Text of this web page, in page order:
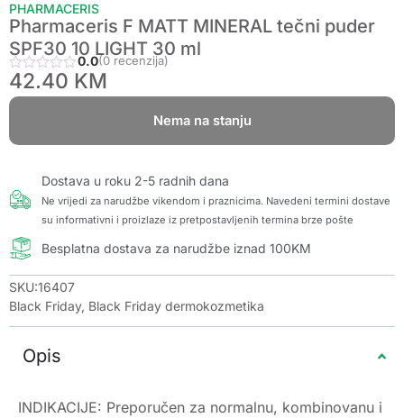
PHARMACERIS
Pharmaceris F MATT MINERAL tečni puder
SPF30 10 LIGHT 30 ml
0.0(0 recenzija)
42.40 KM
Nema na stanju
Dostava u roku 2-5 radnih dana
Ne vrijedi za narudžbe vikendom i praznicima. Navedeni termini dostave
su informativni i proizlaze iz pretpostavljenih termina brze pošte
Besplatna dostava za narudžbe iznad 100KM
SKU:16407
Black Friday, Black Friday dermokozmetika
Opis
INDIKACIJE: Preporučen za normalnu, kombinovanu i